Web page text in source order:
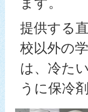
提供する
校以外の
は、冷た
うに保冷